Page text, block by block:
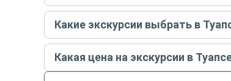
Самые популярные местав Туапсев
За городом
Все
Индивидуальные
На автомобиле
Какие экскурсии выбрать в
Самые популярные экскурсиив
Треккинг по каньону реки Бешенка
Какая цена на экскурсии в